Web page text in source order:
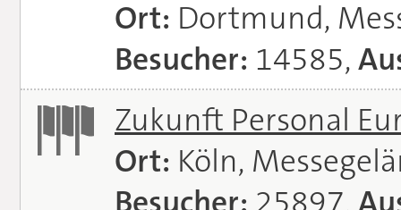
Ort: Dortmund,
Besucher: 14585,
Zukunft Personal
Ort: Köln,